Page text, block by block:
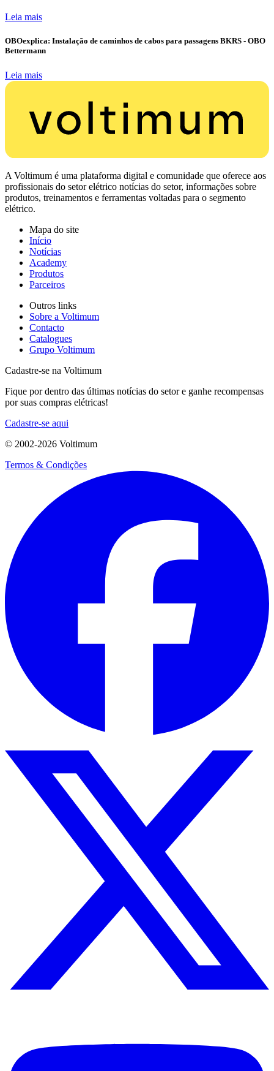
Leia mais
OBOexplica: Instalação de caminhos de cabos para passagens BKRS - OBO
Bettermann
Leia mais
A Voltimum é uma plataforma digital e comunidade que oferece aos
profissionais do setor elétrico notícias do setor, informações sobre
produtos, treinamentos e ferramentas voltadas para o segmento
elétrico.
Mapa do site
Início
Notícias
Academy
Produtos
Parceiros
Outros links
Sobre a Voltimum
Contacto
Catalogues
Grupo Voltimum
Cadastre-se na Voltimum
Fique por dentro das últimas notícias do setor e ganhe recompensas
por suas compras elétricas!
Cadastre-se aqui
© 2002-2026 Voltimum
Termos & Condições